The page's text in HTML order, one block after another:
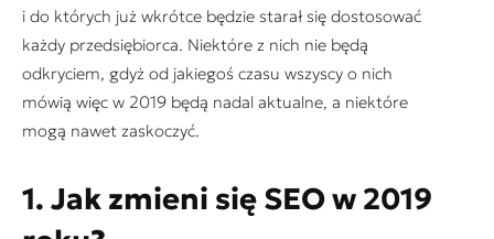
i do których już wkrótce będzie starał się dostosować
każdy przedsiębiorca. Niektóre z nich nie będą
odkryciem, gdyż od jakiegoś czasu wszyscy o nich
mówią więc w 2019 będą nadal aktualne, a niektóre
mogą nawet zaskoczyć.
1. Jak zmieni się SEO w 2019